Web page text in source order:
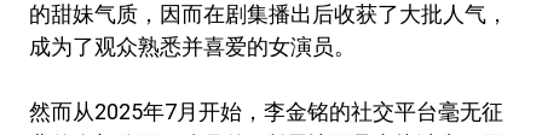
的甜妹气质，因而在剧集播出后收获了大批人气，
成为了观众熟悉并喜爱的女演员。
然而从2025年7月开始，李金铭的社交平台毫无征